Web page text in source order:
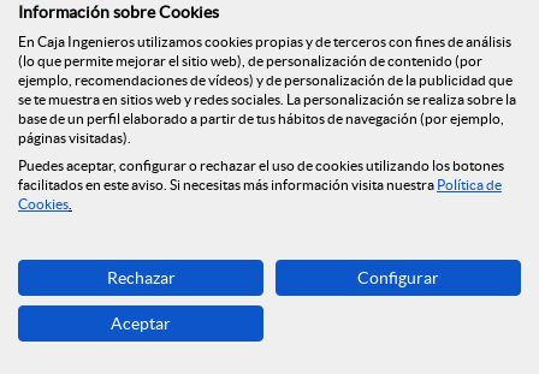
y otros como tú".
C
o
m
p
Ponemos en marcha un nuevo espacio web
dedicado a la salud financiera
Información sobre Cookies
En Caja Ingenieros utilizamos cookies propias y de terceros con fines de análisis
(lo que permite mejorar el sitio web), de personalización de contenido (por
ejemplo, recomendaciones de vídeos) y de personalización de la publicidad que
se te muestra en sitios web y redes sociales. La personalización se realiza sobre la
base de un perfil elaborado a partir de tus hábitos de navegación (por ejemplo,
páginas visitadas).
Puedes aceptar, configurar o rechazar el uso de cookies utilizando los botones
facilitados en este aviso. Si necesitas más información visita nuestra Política de
Cookies
Rechazar Configurar
Aceptar